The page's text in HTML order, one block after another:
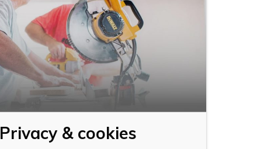
Privacy & cookies